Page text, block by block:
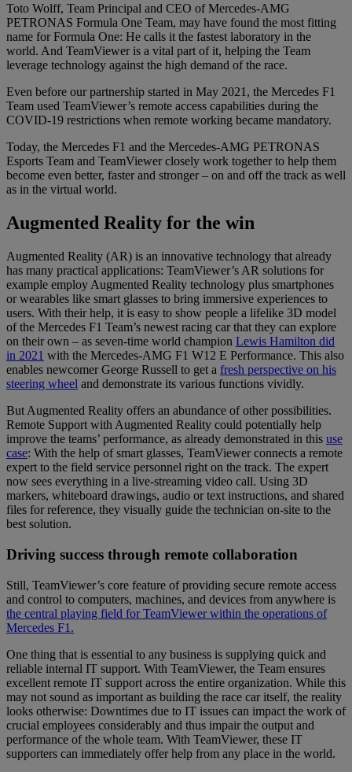
Toto Wolff, Team Principal and CEO of Mercedes-AMG
PETRONAS Formula One Team, may have found the most fitting
name for Formula One: He calls it the fastest laboratory in the
world. And TeamViewer is a vital part of it, helping the Team
leverage technology against the high demand of the race.
Even before our partnership started in May 2021, the Mercedes F1
Team used TeamViewer’s remote access capabilities during the
COVID-19 restrictions when remote working became mandatory.
Today, the Mercedes F1 and the Mercedes-AMG PETRONAS
Esports Team and TeamViewer closely work together to help them
become even better, faster and stronger – on and off the track as well
as in the virtual world.
Augmented Reality for the win
Augmented Reality (AR) is an innovative technology that already
has many practical applications: TeamViewer’s AR solutions for
example employ Augmented Reality technology plus smartphones
or wearables like smart glasses to bring immersive experiences to
users. With their help, it is easy to show people a lifelike 3D model
of the Mercedes F1 Team’s newest racing car that they can explore
on their own – as seven-time world champion Lewis Hamilton did
in 2021 with the Mercedes-AMG F1 W12 E Performance. This also
enables newcomer George Russell to get a fresh perspective on his
steering wheel and demonstrate its various functions vividly.
But Augmented Reality offers an abundance of other possibilities.
Remote Support with Augmented Reality could potentially help
improve the teams’ performance, as already demonstrated in this use
case: With the help of smart glasses, TeamViewer connects a remote
expert to the field service personnel right on the track. The expert
now sees everything in a live-streaming video call. Using 3D
markers, whiteboard drawings, audio or text instructions, and shared
files for reference, they visually guide the technician on-site to the
best solution.
Driving success through remote collaboration
Still, TeamViewer’s core feature of providing secure remote access
and control to computers, machines, and devices from anywhere is
the central playing field for TeamViewer within the operations of
Mercedes F1.
One thing that is essential to any business is supplying quick and
reliable internal IT support. With TeamViewer, the Team ensures
excellent remote IT support across the entire organization. While this
may not sound as important as building the race car itself, the reality
looks otherwise: Downtimes due to IT issues can impact the work of
crucial employees considerably and thus impair the output and
performance of the whole team. With TeamViewer, these IT
supporters can immediately offer help from any place in the world.